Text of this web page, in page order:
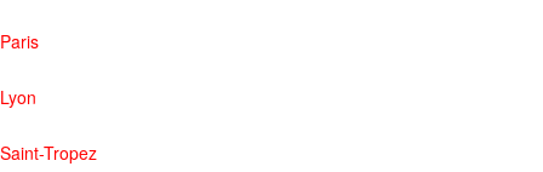
Paris
Lyon
Saint-Tropez